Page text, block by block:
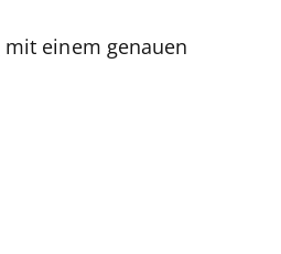
mit einem genauen